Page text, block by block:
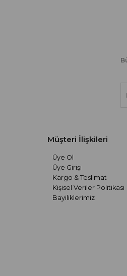
Müşteri İlişkileri
Üye Ol
Üye Girişi
Kargo & Teslimat
Kişisel Veriler Politikası
Bayiliklerimiz